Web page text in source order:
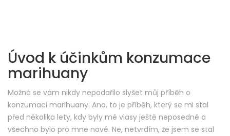
Úvod k účinkům konzumace
marihuany
Možná se vám nikdy nepodařilo slyšet můj příběh o
konzumaci marihuany. Ano, to je příběh, který se mi stal
před několika lety, kdy byly mé vlasy ještě neposedné a
všechno bylo pro mne nové. Ne, netvrdím, že jsem se stal